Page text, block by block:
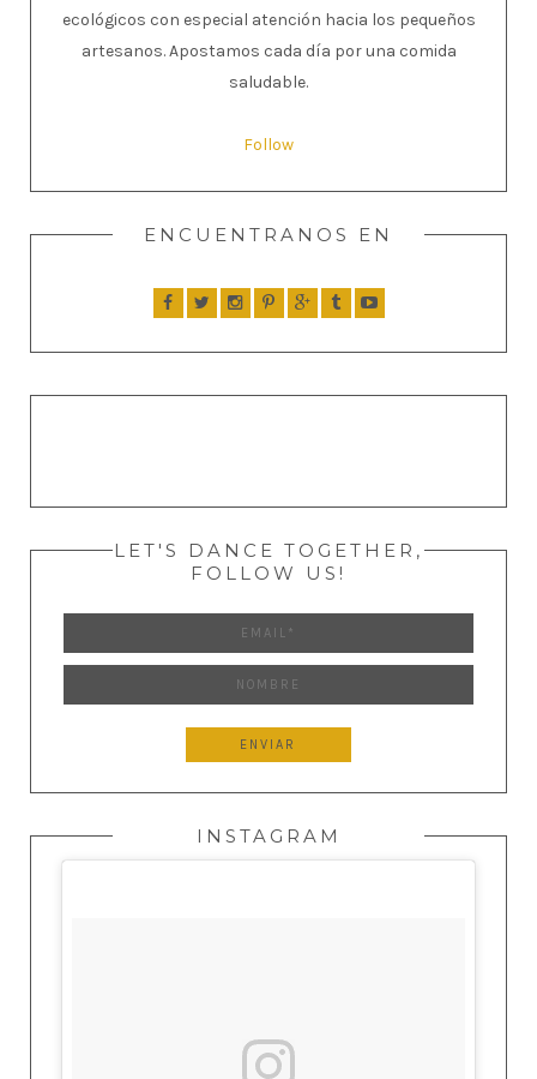
ecológicos con especial atención hacia los pequeños
artesanos. Apostamos cada día por una comida
saludable.
Follow
ENCUENTRANOS EN
LET'S DANCE TOGETHER,
FOLLOW US!
INSTAGRAM